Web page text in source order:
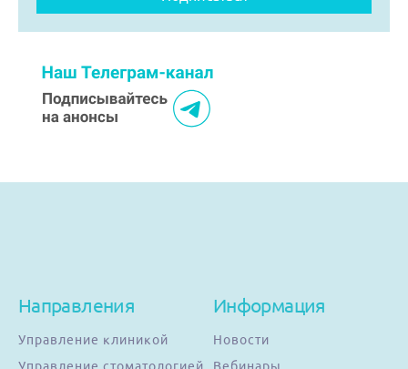
Направления
Управление клиникой
Информация
Новости